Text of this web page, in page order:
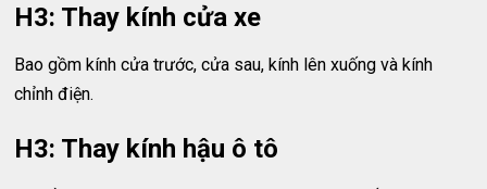
H3: Thay kính cửa xe
Bao gồm kính cửa trước, cửa sau, kính lên xuống và kính
chỉnh điện.
H3: Thay kính hậu ô tô